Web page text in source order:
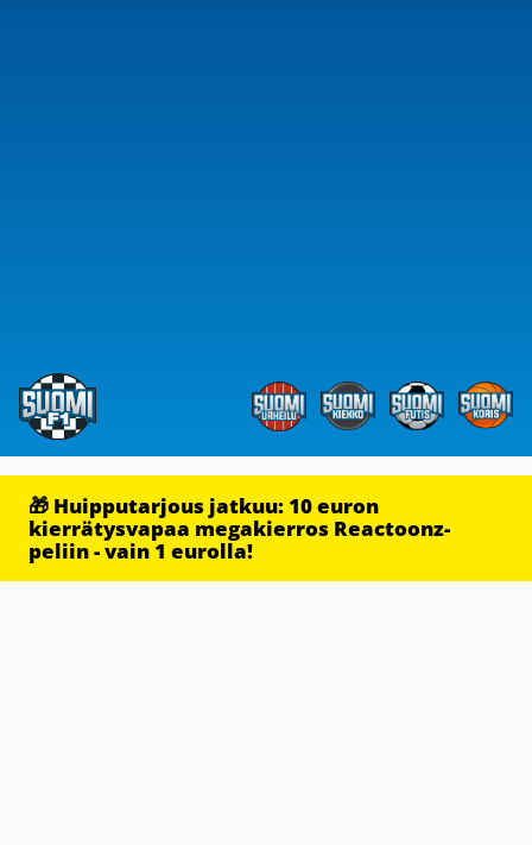
🎁 Huipputarjous jatkuu: 10 euron
kierrätysvapaa megakierros Reactoonz-
peliin - vain 1 eurolla!